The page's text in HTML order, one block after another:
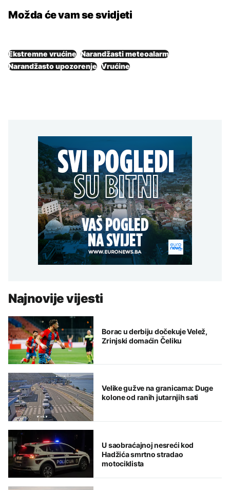
Možda će vam se svidjeti
Ekstremne vrućine Narandžasti meteoalarm
Narandžasto upozorenje Vrućine
Najnovije vijesti
Borac u derbiju dočekuje Velež,
Zrinjski domaćin Čeliku
Velike gužve na granicama: Duge
kolone od ranih jutarnjih sati
U saobraćajnoj nesreći kod
Hadžića smrtno stradao
motociklista